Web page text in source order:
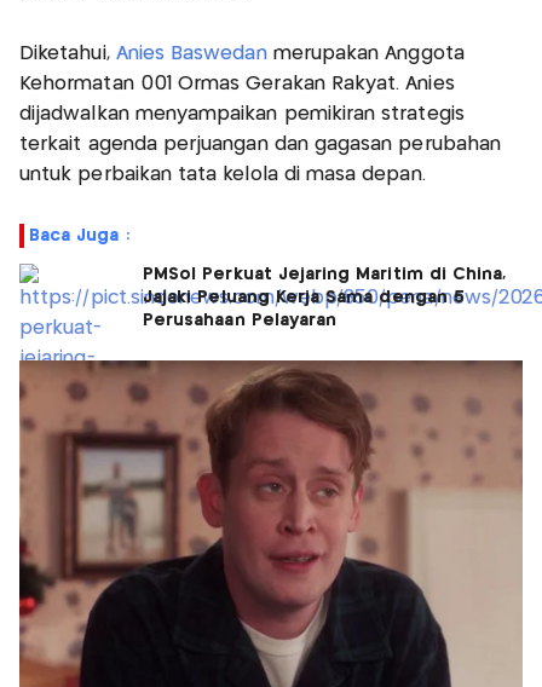
Diketahui,Anies Baswedanmerupakan Anggota
Kehormatan 001 Ormas Gerakan Rakyat. Anies
dijadwalkan menyampaikan pemikiran strategis
terkait agenda perjuangan dan gagasan perubahan
untuk perbaikan tata kelola di masa depan.
Baca Juga :
PMSol Perkuat Jejaring Maritim di China,
Jajaki Peluang Kerja Sama dengan 5
Perusahaan Pelayaran